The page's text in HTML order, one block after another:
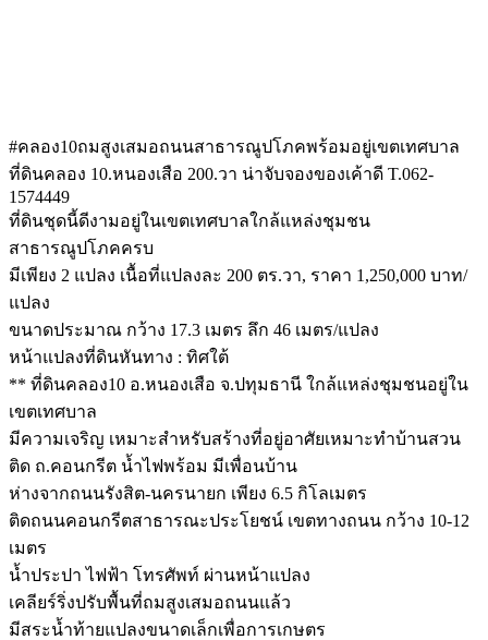
#คลอง10ถมสูงเสมอถนนสาธารณูปโภคพร้อมอยู่เขตเทศบาล
ที่ดินคลอง 10.หนองเสือ 200.วา น่าจับจองของเค้าดี T.062-
1574449
ที่ดินชุดนี้ดีงามอยู่ในเขตเทศบาลใกล้แหล่งชุมชน
สาธารณูปโภคครบ
มีเพียง 2 แปลง เนื้อที่แปลงละ 200 ตร.วา, ราคา 1,250,000 บาท/
แปลง
ขนาดประมาณ กว้าง 17.3 เมตร ลึก 46 เมตร/แปลง
หน้าแปลงที่ดินหันทาง : ทิศใต้
** ที่ดินคลอง10 อ.หนองเสือ จ.ปทุมธานี ใกล้แหล่งชุมชนอยู่ใน
เขตเทศบาล
มีความเจริญ เหมาะสำหรับสร้างที่อยู่อาศัยเหมาะทำบ้านสวน
ติด ถ.คอนกรีต น้ำไฟพร้อม มีเพื่อนบ้าน
ห่างจากถนนรังสิต-นครนายก เพียง 6.5 กิโลเมตร
ติดถนนคอนกรีตสาธารณะประโยชน์ เขตทางถนน กว้าง 10-12
เมตร
น้ำประปา ไฟฟ้า โทรศัพท์ ผ่านหน้าแปลง
เคลียร์ริ่งปรับพื้นที่ถมสูงเสมอถนนแล้ว
มีสระน้ำท้ายแปลงขนาดเล็กเพื่อการเกษตร